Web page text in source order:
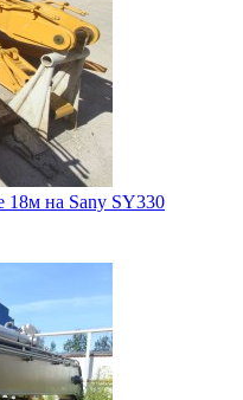
18м на Sany SY330